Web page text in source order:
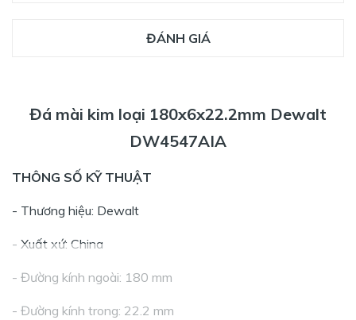
ĐÁNH GIÁ
Đá mài kim loại 180x6x22.2mm Dewalt
DW4547AIA
THÔNG SỐ KỸ THUẬT
- Thương hiệu: Dewalt
- Xuất xứ: China
- Đường kính ngoài: 180 mm
- Đường kính trong: 22.2 mm